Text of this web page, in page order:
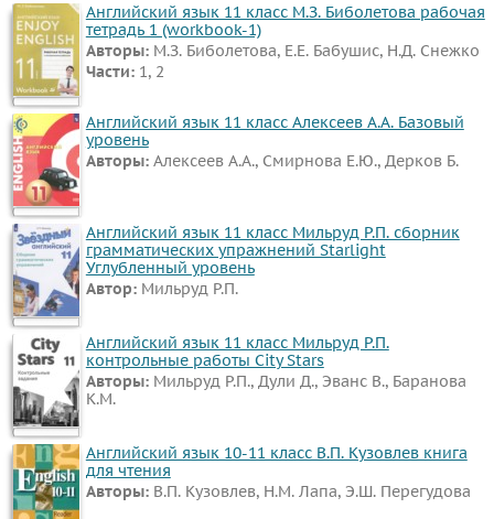
Английский язык 11 класс М.З. Биболетова рабочая
тетрадь 1 (workbook-1)
Авторы: М.З. Биболетова, Е.Е. Бабушис, Н.Д. Снежко
Части: 1, 2
Английский язык 11 класс Алексеев А.А. Базовый
уровень
Авторы: Алексеев А.А., Смирнова Е.Ю., Дерков Б.
Английский язык 11 класс Мильруд Р.П. сборник
грамматических упражнений Starlight
Углубленный уровень
Автор: Мильруд Р.П.
Английский язык 11 класс Мильруд Р.П.
контрольные работы City Stars
Авторы: Мильруд Р.П., Дули Д., Эванс В., Баранова
К.М.
Английский язык 10-11 класс В.П. Кузовлев книга
для чтения
Авторы: В.П. Кузовлев, Н.М. Лапа, Э.Ш. Перегудова